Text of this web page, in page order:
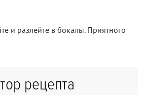
и разлейте в бокалы. Приятного
рецепта